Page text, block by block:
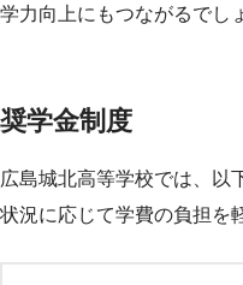
学力向上にもつながるでし
奨学金制度
広島城北高等学校では、以
状況に応じて学費の負担を